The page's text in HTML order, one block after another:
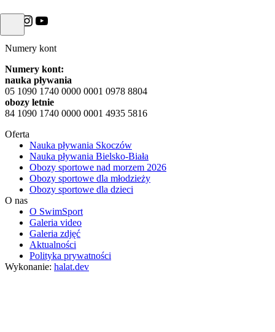
Facebook
Instagram
YouTube
Numery kont
Numery kont:
nauka pływania
05 1090 1740 0000 0001 0978 8804
obozy letnie
84 1090 1740 0000 0001 4935 5816
Oferta
Nauka pływania Skoczów
Nauka pływania Bielsko-Biała
Obozy sportowe nad morzem 2026
Obozy sportowe dla młodzieży
Obozy sportowe dla dzieci
O nas
O SwimSport
Galeria video
Galeria zdjęć
Aktualności
Polityka prywatności
Wykonanie: halat.dev